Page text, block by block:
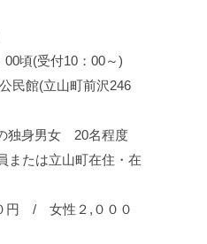
頃(受付10：00～)
民館(立山町前沢246
独身男女 20名程度
または立山町在住・在
円 / 女性２,０００